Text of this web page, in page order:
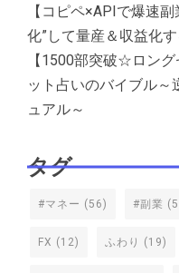
【コピペ×APIで爆速
化”して量産＆収益化
【1500部突破☆ロン
ット占いのバイブル～
ュアル～
タグ
#マネー (56) #副業
FX (12) ふわり (19)